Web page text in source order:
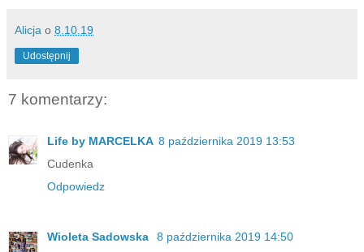
Alicja o 8.10.19
Udostępnij
7 komentarzy:
Life by MARCELKA 8 października 2019 13:53
Cudenka
Odpowiedz
Wioleta Sadowska
8 października 2019 14:50